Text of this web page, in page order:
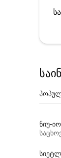
ნიუ-